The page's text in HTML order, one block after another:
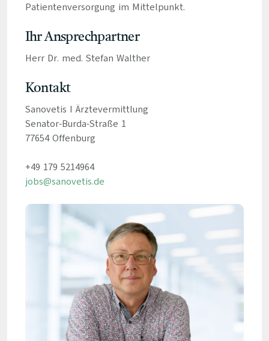
Patientenversorgung im Mittelpunkt.
Ihr Ansprechpartner
Herr Dr. med. Stefan Walther
Kontakt
Sanovetis I Ärztevermittlung
Senator-Burda-Straße 1
77654 Offenburg
+49 179 5214964
jobs@sanovetis.de